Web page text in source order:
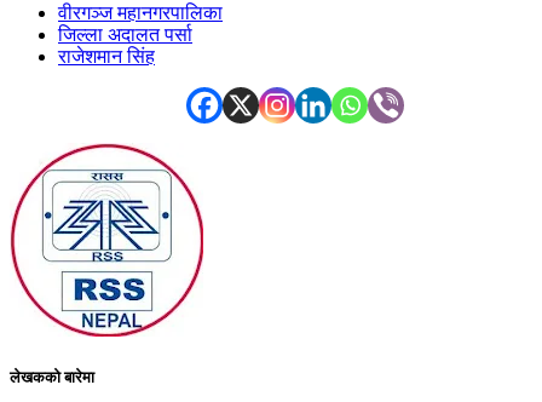
वीरगञ्ज महानगरपालिका
जिल्ला अदालत पर्सा
राजेशमान सिंह
लेखकको बारेमा